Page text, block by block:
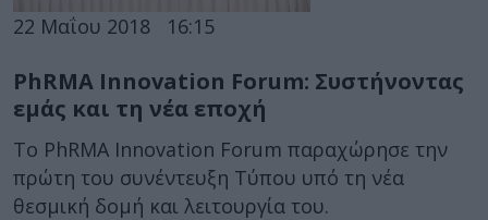
22 Μαΐου 2018 16:15
PhRMA Innovation Forum: Συστήνοντας
εμάς και τη νέα εποχή
Το PhRMA Innovation Forum παραχώρησε την
πρώτη του συνέντευξη Τύπου υπό τη νέα
θεσμική δομή και λειτουργία του.